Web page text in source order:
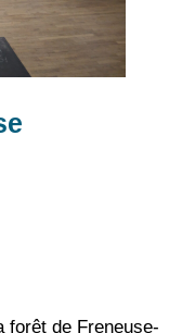
forêt de Freneuse-